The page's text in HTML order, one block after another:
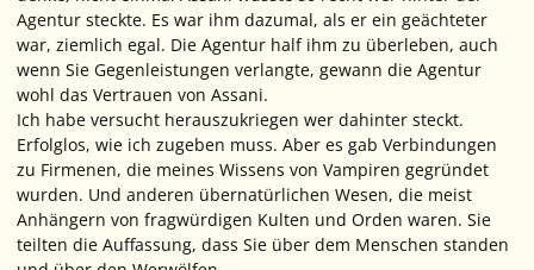
Agentur steckte. Es war ihm dazumal, als er ein geächteter
war, ziemlich egal. Die Agentur half ihm zu überleben, auch
wenn Sie Gegenleistungen verlangte, gewann die Agentur
wohl das Vertrauen von Assani.
Ich habe versucht herauszukriegen wer dahinter steckt.
Erfolglos, wie ich zugeben muss. Aber es gab Verbindungen
zu Firmenen, die meines Wissens von Vampiren gegründet
wurden. Und anderen übernatürlichen Wesen, die meist
Anhängern von fragwürdigen Kulten und Orden waren. Sie
teilten die Auffassung, dass Sie über dem Menschen standen